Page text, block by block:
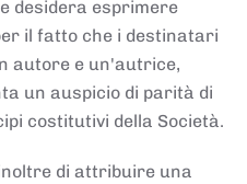
desidera esprimere
il fatto che i destinatari
autore e un'autrice,
un auspicio di parità di
costitutivi della Società.
di attribuire una